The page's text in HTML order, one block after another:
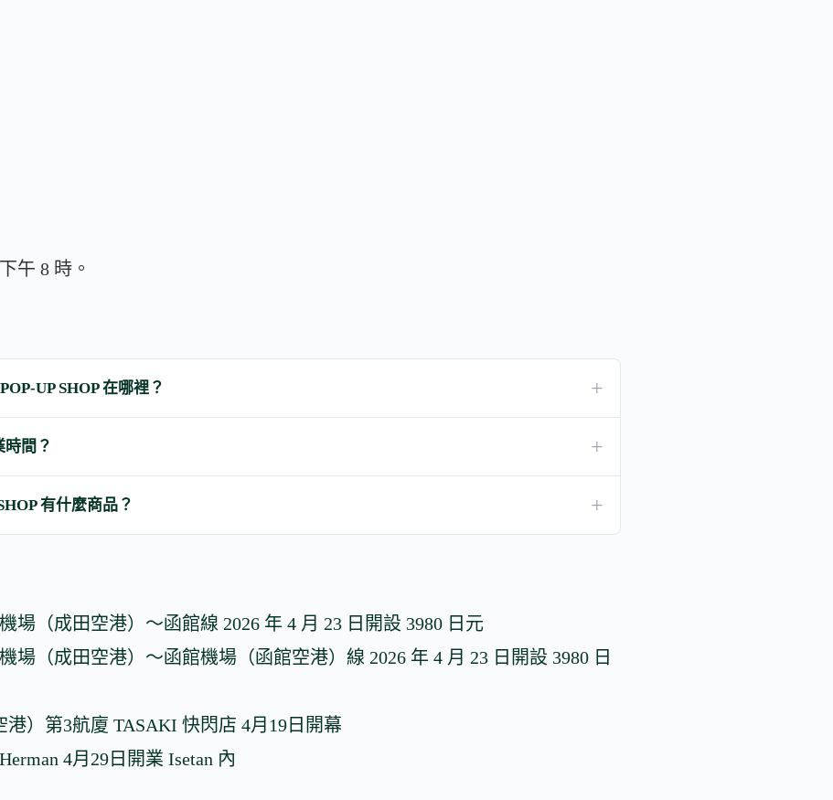
午 8 時。
UP SHOP 在哪裡？
時間？
有什麼商品？
場（成田空港）～函館線 2026 年 4 月 23 日開設 3980 日元
場（成田空港）～函館機場（函館空港）線 2026 年 4 月 23 日開設 3980 日
）第3航廈 TASAKI 快閃店 4月19日開幕
4月29日開業 Isetan 內